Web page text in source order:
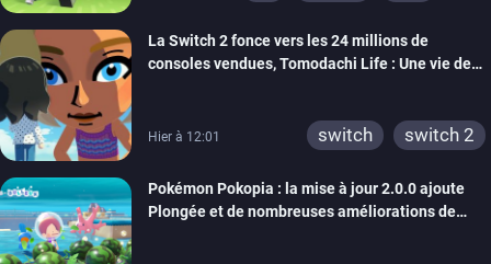
wiiu
3ds
ps3
xbox 360
switch 2
La Switch 2 fonce vers les 24 millions de
consoles vendues, Tomodachi Life : Une vie de
Hier à 12:01 switch switch 2
Pokémon Pokopia : la mise à jour 2.0.0 ajoute
Plongée et de nombreuses améliorations de